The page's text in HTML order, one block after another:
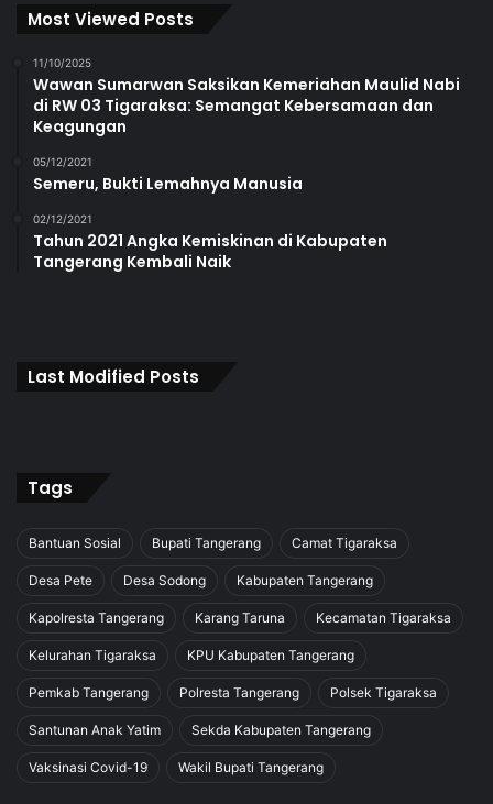
Most Viewed Posts
11/10/2025
Wawan Sumarwan Saksikan Kemeriahan Maulid Nabi
di RW 03 Tigaraksa: Semangat Kebersamaan dan
Keagungan
05/12/2021
Semeru, Bukti Lemahnya Manusia
02/12/2021
Tahun 2021 Angka Kemiskinan di Kabupaten
Tangerang Kembali Naik
Last Modified Posts
Tags
Bantuan Sosial Bupati Tangerang Camat Tigaraksa
Desa Pete Desa Sodong Kabupaten Tangerang
Kapolresta Tangerang Karang Taruna Kecamatan Tigaraksa
Kelurahan Tigaraksa KPU Kabupaten Tangerang
Pemkab Tangerang Polresta Tangerang Polsek Tigaraksa
Santunan Anak Yatim Sekda Kabupaten Tangerang
Vaksinasi Covid-19 Wakil Bupati Tangerang